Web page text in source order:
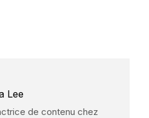
Lee
de contenu chez